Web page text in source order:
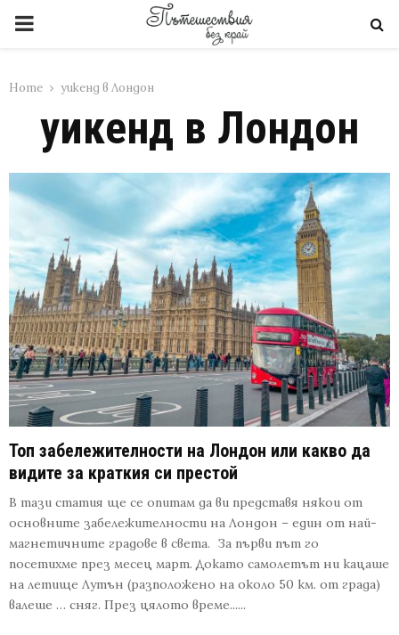
PRIMARY
Home уикенд в Лондон
уикенд в Лондон
Топ забележителности на Лондон или какво да
видите за краткия си престой
В тази статия ще се опитам да ви представя някои от
основните забележителности на Лондон – един от най-
магнетичните градове в света. За първи път го
посетихме през месец март. Докато самолетът ни кацаше
на летище Лутън (разположено на около 50 км. от града)
валеше … сняг. През цялото време......